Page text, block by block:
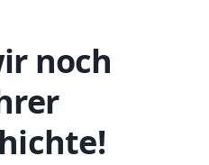
noch